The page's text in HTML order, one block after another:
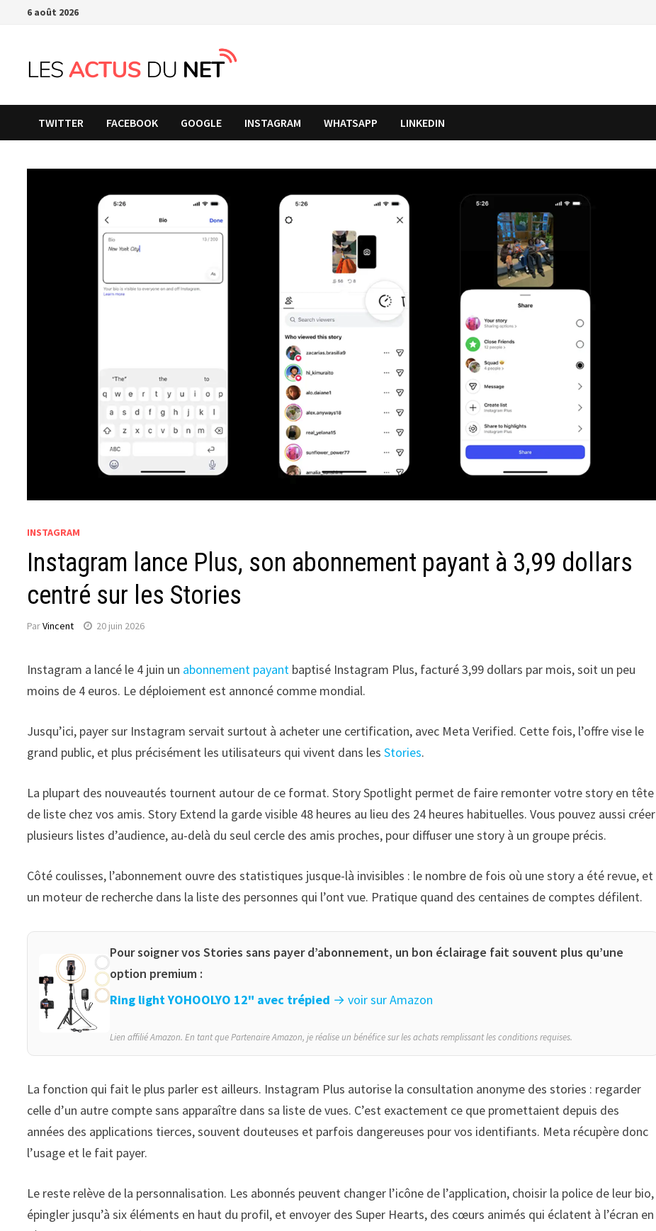
Passer6 août 2026
TWITTER FACEBOOK GOOGLE INSTAGRAM WHATSAPP LINKEDIN
INSTAGRAM
Instagram lance Plus, son abonnement payant à 3,99 dollars
centré sur les Stories
ParVincent 20 juin 2026
Instagram a lancé le 4 juin un abonnement payant baptisé Instagram Plus, facturé 3,99 dollars par mois, soit un peu
moins de 4 euros. Le déploiement est annoncé comme mondial.
Jusqu’ici, payer sur Instagram servait surtout à acheter une certification, avec Meta Verified. Cette fois, l’offre vise le
grand public, et plus précisément les utilisateurs qui vivent dans lesStories.
La plupart des nouveautés tournent autour de ce format. Story Spotlight permet de faire remonter votre story en tête
de liste chez vos amis. Story Extend la garde visible 48 heures au lieu des 24 heures habituelles. Vous pouvez aussi créer
plusieurs listes d’audience, au-delà du seul cercle des amis proches, pour diffuser une story à un groupe précis.
Côté coulisses, l’abonnement ouvre des statistiques jusque-là invisibles : le nombre de fois où une story a été revue, et
un moteur de recherche dans la liste des personnes qui l’ont vue. Pratique quand des centaines de comptes défilent.
Pour soigner vos Stories sans payer d’abonnement, un bon éclairage fait souvent plus qu’une
option premium :
Ring light YOHOOLYO 12" avec trépied → voir sur Amazon
Lien affilié Amazon. En tant que Partenaire Amazon, je réalise un bénéfice sur les achats remplissant les conditions requises.
La fonction qui fait le plus parler est ailleurs. Instagram Plus autorise la consultation anonyme des stories : regarder
celle d’un autre compte sans apparaître dans sa liste de vues. C’est exactement ce que promettaient depuis des
années des applications tierces, souvent douteuses et parfois dangereuses pour vos identifiants. Meta récupère donc
l’usage et le fait payer.
Le reste relève de la personnalisation. Les abonnés peuvent changer l’icône de l’application, choisir la police de leur bio,
épingler jusqu’à six éléments en haut du profil, et envoyer des Super Hearts, des cœurs animés qui éclatent à l’écran en